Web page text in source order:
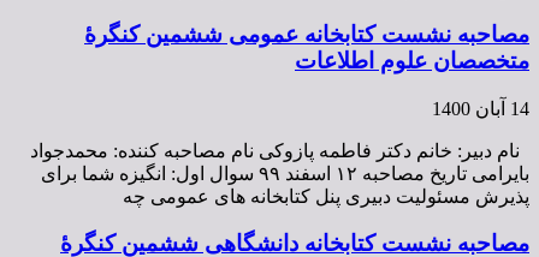
مصاحبه نشست کتابخانه عمومی ششمین کنگرۀ
متخصصان علوم اطلاعات
14 آبان 1400
نام دبیر: خانم دکتر فاطمه پازوکی نام مصاحبه کننده: محمدجواد
بایرامی تاریخ مصاحبه ۱۲ اسفند ۹۹ سوال اول: انگیزه شما برای
پذیرش مسئولیت دبیری پنل کتابخانه های عمومی چه
مصاحبه نشست کتابخانه دانشگاهی ششمین کنگرۀ